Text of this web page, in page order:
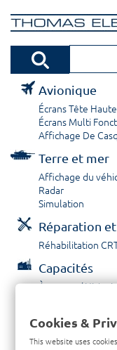
Avionique
Écrans Tête Haute
Écrans Multi
Affichage De
Terre et mer
Affichage du
Radar
Simulation
Réparation
Réhabilitation
Capacités
À propos /
Contactez
Cookies &
This website uses cookies.